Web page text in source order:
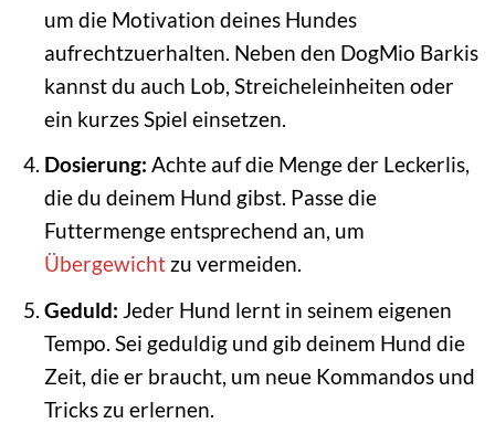
um die Motivation deines Hundes
aufrechtzuerhalten. Neben den DogMio Barkis
kannst du auch Lob, Streicheleinheiten oder
ein kurzes Spiel einsetzen.
Dosierung: Achte auf die Menge der Leckerlis,
die du deinem Hund gibst. Passe die
Futtermenge entsprechend an, um
Übergewichtzu vermeiden.
Geduld: Jeder Hund lernt in seinem eigenen
Tempo. Sei geduldig und gib deinem Hund die
Zeit, die er braucht, um neue Kommandos und
Tricks zu erlernen.